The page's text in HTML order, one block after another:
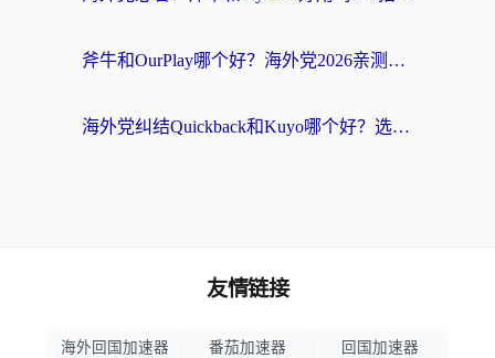
斧牛和OurPlay哪个好？海外党2026亲测：选对加速器，国内资源秒加载
海外党纠结Quickback和Kuyo哪个好？选对回国加速器才能无缝刷国内资源
友情链接
海外回国加速器 番茄加速器 回国加速器